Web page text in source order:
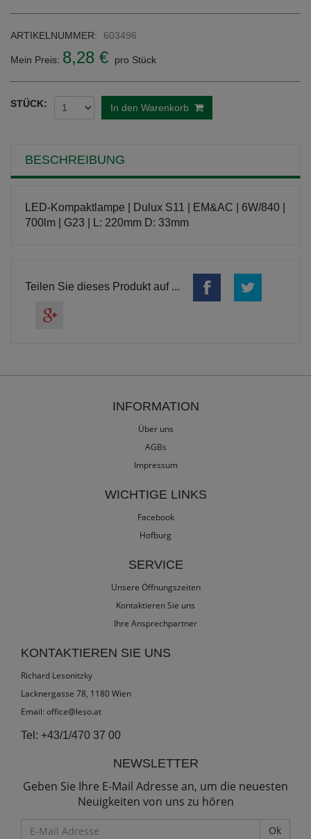
ARTIKELNUMMER: 603496
Mein Preis: 8,28 € pro Stück
STÜCK: In den Warenkorb
BESCHREIBUNG
LED-Kompaktlampe | Dulux S11 | EM&AC | 6W/840 |
700lm | G23 | L: 220mm D: 33mm
Teilen Sie dieses Produkt auf ...
INFORMATION
Über uns
AGBs
Impressum
WICHTIGE LINKS
Facebook
Hofburg
SERVICE
Unsere Öffnungszeiten
Kontaktieren Sie uns
Ihre Ansprechpartner
KONTAKTIEREN SIE UNS
Richard Lesonitzky
Lacknergasse 78, 1180 Wien
Email: office@leso.at
Tel: +43/1/470 37 00
NEWSLETTER
Geben Sie Ihre E-Mail Adresse an, um die neuesten
Neuigkeiten von uns zu hören